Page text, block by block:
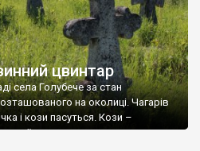
цвинтар
села Голубече за стан
на околиці. Чагарів
і кози пасуться. Кози –
для старих кладовищ,